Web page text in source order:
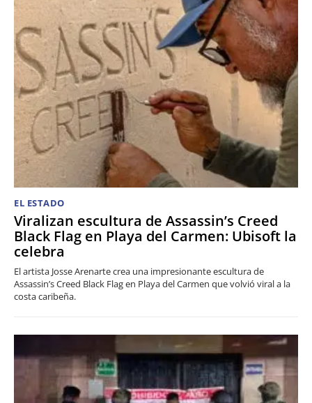
EL ESTADO
Viralizan escultura de Assassin’s Creed
Black Flag en Playa del Carmen: Ubisoft la
celebra
El artista Josse Arenarte crea una impresionante escultura de
Assassin’s Creed Black Flag en Playa del Carmen que volvió viral a la
costa caribeña.